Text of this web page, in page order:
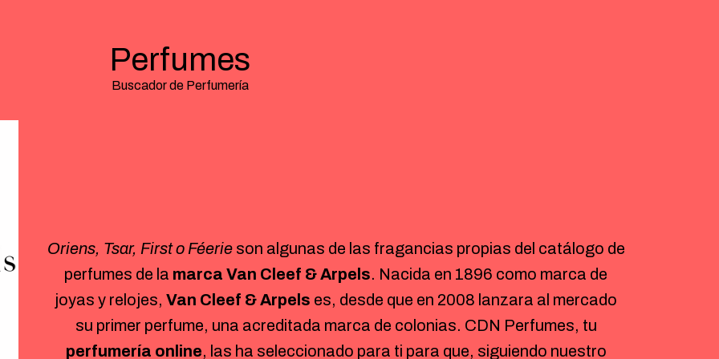
Perfumes
Buscador de Perfumería
Oriens, Tsar, First o Féerieson algunas de las fragancias propias del catálogo de
perfumes de la marca Van Cleef & Arpels. Nacida en 1896 como marca de
joyas y relojes,Van Cleef & Arpels es, desde que en 2008 lanzara al mercado
su primer perfume, una acreditada marca de colonias. CDN Perfumes, tu
perfumería online, las ha seleccionado para ti para que, siguiendo nuestro